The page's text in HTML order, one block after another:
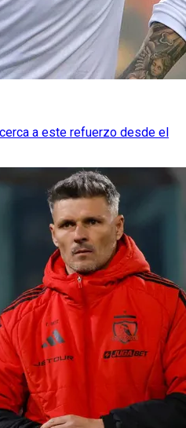
a este refuerzo desde el